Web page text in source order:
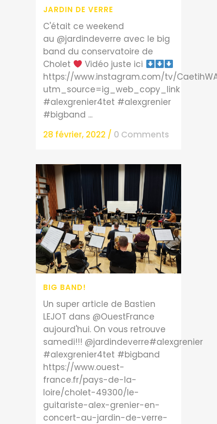
JARDIN DE VERRE
C'était ce weekend
au @jardindeverre avec le big
band du conservatoire de
Cholet
Vidéo juste ici
https://www.instagram.com/tv/
utm_source=ig_web_copy_link
#alexgrenier4tet #alexgrenier
#bigband ...
28 février, 2022 / 0 Comments
BIG BAND!
Un super article de Bastien
LEJOT dans @OuestFrance
aujourd'hui. On vous retrouve
samedi!!! @jardindeverre#alexgrenier
#alexgrenier4tet #bigband
https://www.ouest-
france.fr/pays-de-la-
loire/cholet-49300/le-
guitariste-alex-grenier-en-
concert-au-jardin-de-verre-